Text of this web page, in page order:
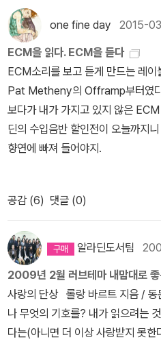
타건 하나 하나를 울리는 손가락은
직하며 음 하나 하나 점검한 연주
시편과 같은 멜로디들 사이에는 절
심심하다는 느낌을 받는 이들이 있
이밍이 있다고 강변하고 싶다.. 그
one fine day 2015-
ECM을 읽다. ECM을 듣다
ECM소리를 보고 듣게 만드는 레
Pat Metheny의 Offramp부터였
보다가 내가 가지고 있지 않은
딘의 수입음반 할인전이 오늘까지
향연에 빠져 들어야지. 그리고 이건 어제 저녁
공감 (6) 댓글 (0)
알라딘도서팀
2009년 2월 러브테마 내맘대로 좋
사랑의 단상 롤랑 바르트 지음 / 동문선 “나는 기호를 찾는
나 무엇의 기호를? 내가 읽으려는
다는(아니면 더 이상 사랑받지 못